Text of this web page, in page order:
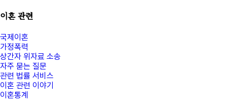
이혼 관련
국제이혼
가정폭력
상간자 위자료 소송
자주 묻는 질문
관련 법률 서비스
이혼 관련 이야기
이혼통계